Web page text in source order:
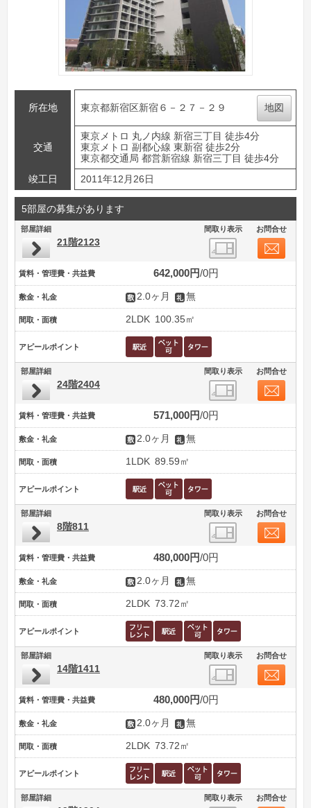
所在地 東京都新宿区新宿６－２７－２９ 地図
交通
東京メトロ 丸ノ内線 新宿三丁目 徒歩4分
東京メトロ 副都心線 東新宿 徒歩2分
東京都交通局 都営新宿線 新宿三丁目 徒歩4分
竣工日
2011年12月26日
5部屋の募集があります
部屋詳細 間取り表示 お問合せ
21階2123
賃料・管理費・共益費 642,000円 0円
敷金・礼金 2.0ヶ月 無
間取・面積 2LDK 100.35㎡
アピールポイント
部屋詳細 間取り表示 お問合せ
24階2404
賃料・管理費・共益費 571,000円 0円
敷金・礼金 2.0ヶ月 無
間取・面積 1LDK 89.59㎡
アピールポイント
部屋詳細 間取り表示 お問合せ
8階811
賃料・管理費・共益費 480,000円 0円
敷金・礼金 2.0ヶ月 無
間取・面積 2LDK 73.72㎡
アピールポイント
部屋詳細 間取り表示 お問合せ
14階1411
賃料・管理費・共益費 480,000円 0円
敷金・礼金 2.0ヶ月 無
間取・面積 2LDK 73.72㎡
アピールポイント
部屋詳細 間取り表示 お問合せ